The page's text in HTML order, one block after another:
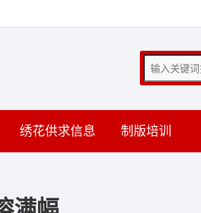
绣花供求信息 制版培训